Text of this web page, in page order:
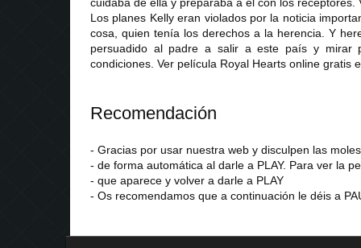
Los planes Kelly eran violados por la noticia
cosa, quien tenía los derechos a la herencia. Y
persuadido al padre a salir a este país y mirar
condiciones. Ver película Royal Hearts online gratis
Recomendación
- Gracias por usar nuestra web y disculpen las
- de forma automática al darle a PLAY. Para ver la
- que aparece y volver a darle a PLAY
- Os recomendamos que a continuación le déis a